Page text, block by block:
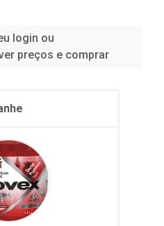
login ou
preços e comprar